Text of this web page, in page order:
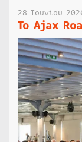
28 Ιουνίου
Το Ajax